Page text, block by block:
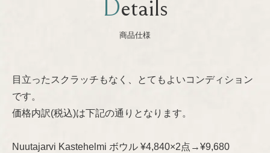
Details
商品仕様
目立ったスクラッチもなく、とてもよいコンディション
です。
価格内訳(税込)は下記の通りとなります。
Nuutajarvi Kastehelmi ボウル ¥4,840×2点→¥9,680